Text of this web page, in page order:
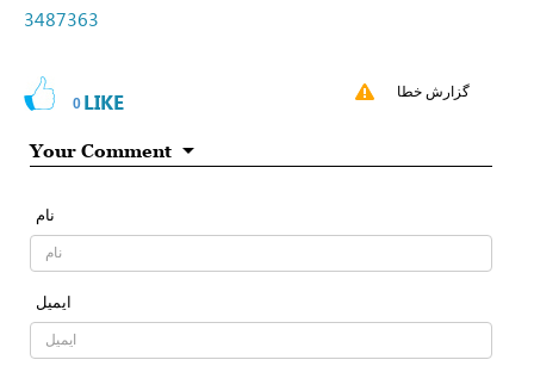
3487363
0 LIKE گزارش خطا
Your Comment
نام
ایمیل